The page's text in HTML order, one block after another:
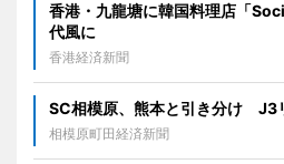
香港・九龍塘に韓国料理店「
代風に
香港経済新聞
SC相模原、熊本と引き分け J3
相模原町田経済新聞